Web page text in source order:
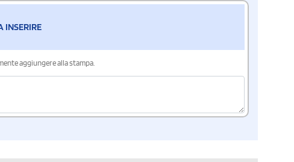
INSERIRE
aggiungere alla stampa.